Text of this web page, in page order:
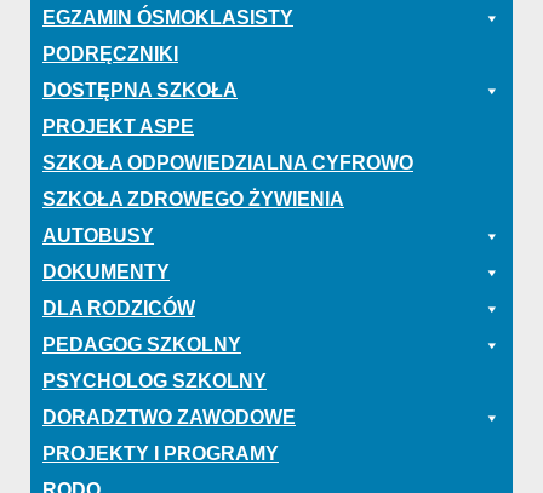
EGZAMIN ÓSMOKLASISTY
PODRĘCZNIKI
DOSTĘPNA SZKOŁA
PROJEKT ASPE
SZKOŁA ODPOWIEDZIALNA CYFROWO
SZKOŁA ZDROWEGO ŻYWIENIA
AUTOBUSY
DOKUMENTY
DLA RODZICÓW
PEDAGOG SZKOLNY
PSYCHOLOG SZKOLNY
DORADZTWO ZAWODOWE
PROJEKTY I PROGRAMY